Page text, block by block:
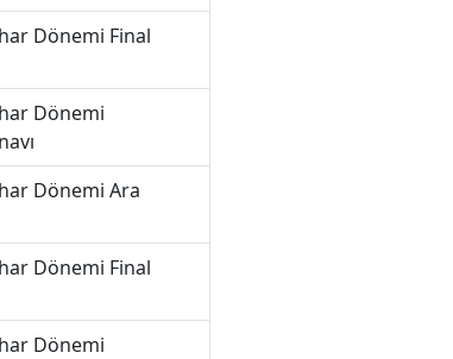
Dönemi Final
Dönemi
Dönemi Ara
Dönemi Final
Dönemi